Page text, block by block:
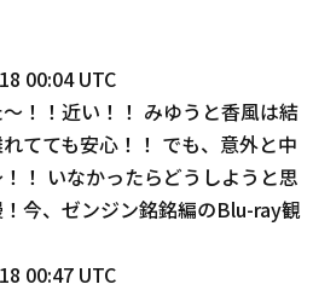
00:04 UTC
！！近い！！ みゆうと香風は結
てても安心！！ でも、意外と中
！ いなかったらどうしようと思
今、ゼンジン銘銘編のBlu-ray観
00:47 UTC